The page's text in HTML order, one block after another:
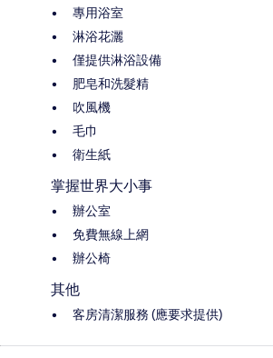
專用浴室
淋浴花灑
僅提供淋浴設備
肥皂和洗髮精
吹風機
毛巾
衛生紙
掌握世界大小事
辦公室
免費無線上網
辦公椅
其他
客房清潔服務 (應要求提供)